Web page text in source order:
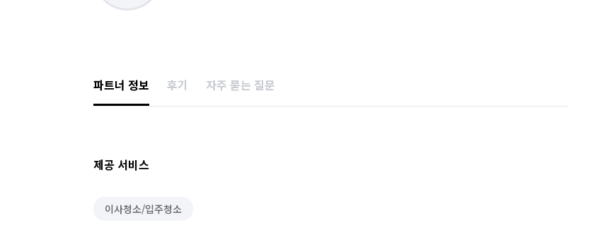
파트너 정보 후기 자주 묻는 질문
제공 서비스
이사청소/입주청소